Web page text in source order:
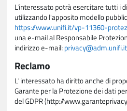
L'interessato potrà esercitare tutti i
utilizzando l'apposito modello
https://www.unifi.it/vp-11360-
una e-mail al Responsabile
indirizzo e-mail:privacy@adm.unifi.it
Reclamo
L' interessato ha diritto anche di
Garante per la Protezione dei dati
del GDPR (http://